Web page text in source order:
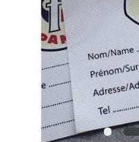
PRIVACY
POLICY